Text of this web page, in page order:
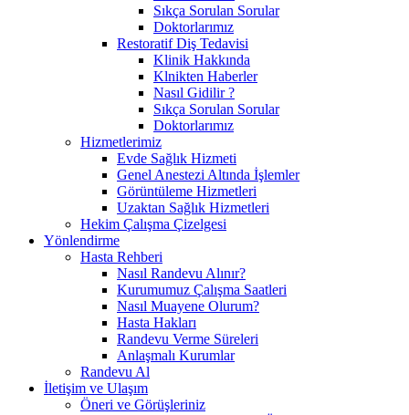
Sıkça Sorulan Sorular
Doktorlarımız
Restoratif Diş Tedavisi
Klinik Hakkında
Klnikten Haberler
Nasıl Gidilir ?
Sıkça Sorulan Sorular
Doktorlarımız
Hizmetlerimiz
Evde Sağlık Hizmeti
Genel Anestezi Altında İşlemler
Görüntüleme Hizmetleri
Uzaktan Sağlık Hizmetleri
Hekim Çalışma Çizelgesi
Yönlendirme
Hasta Rehberi
Nasıl Randevu Alınır?
Kurumumuz Çalışma Saatleri
Nasıl Muayene Olurum?
Hasta Hakları
Randevu Verme Süreleri
Anlaşmalı Kurumlar
Randevu Al
İletişim ve Ulaşım
Öneri ve Görüşleriniz